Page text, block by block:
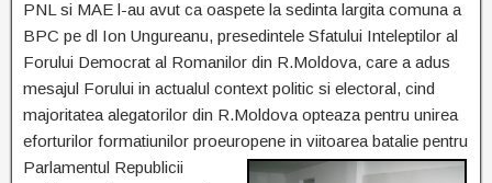
PNL si MAE l-au avut ca oaspete la sedinta largita comuna a
BPC pe dl Ion Ungureanu, presedintele Sfatului Inteleptilor al
Forului Democrat al Romanilor din R.Moldova, care a adus
mesajul Forului in actualul context politic si electoral, cind
majoritatea alegatorilor din R.Moldova opteaza pentru unirea
eforturilor formatiunilor proeuropene in viitoarea batalie pentru
Parlamentul Republicii